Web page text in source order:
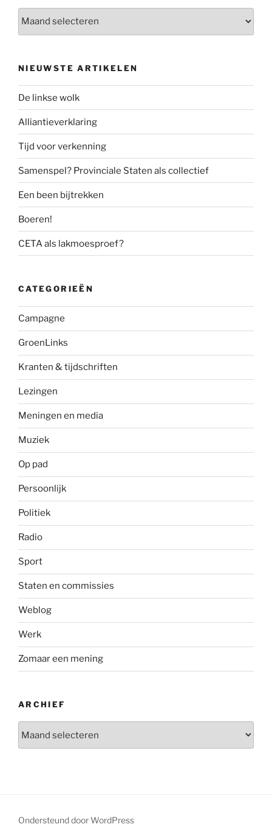
NIEUWSTE ARTIKELEN
De linkse wolk
Alliantieverklaring
Tijd voor verkenning
Samenspel? Provinciale Staten als collectief
Een been bijtrekken
Boeren!
CETA als lakmoesproef?
CATEGORIEËN
Campagne
GroenLinks
Kranten & tijdschriften
Lezingen
Meningen en media
Muziek
Op pad
Persoonlijk
Politiek
Radio
Sport
Staten en commissies
Weblog
Werk
Zomaar een mening
ARCHIEF
Ondersteund door WordPress